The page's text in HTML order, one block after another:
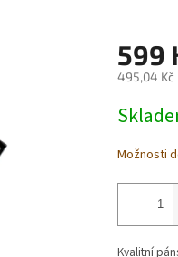
599
495,04 Kč
cena:
Možnosti
Kvalitní